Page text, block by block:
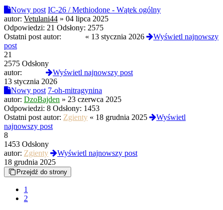
Nowy post IC-26 / Methiodone - Wątek ogólny
autor: Vetulani44 » 04 lipca 2025
Odpowiedzi: 21 Odsłony: 2575
Ostatni post autor:
« 13 stycznia 2026
Wyświetl najnowszy
post
21
2575 Odsłony
autor:
Wyświetl najnowszy post
13 stycznia 2026
Nowy post 7-oh-mitragynina
autor: DzoBajden » 23 czerwca 2025
Odpowiedzi: 8 Odsłony: 1453
Ostatni post autor: Zgienty « 18 grudnia 2025
Wyświetl
najnowszy post
8
1453 Odsłony
autor: Zgienty
Wyświetl najnowszy post
18 grudnia 2025
Przejdź do strony
1
2